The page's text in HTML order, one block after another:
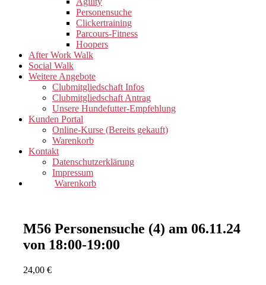
Personensuche
Clickertraining
Parcours-Fitness
Hoopers
After Work Walk
Social Walk
Weitere Angebote
Clubmitgliedschaft Infos
Clubmitgliedschaft Antrag
Unsere Hundefutter-Empfehlung
Kunden Portal
Online-Kurse (Bereits gekauft)
Warenkorb
Kontakt
Datenschutzerklärung
Impressum
Warenkorb
M56 Personensuche (4) am 06.11.24
von 18:00-19:00
24,00 €